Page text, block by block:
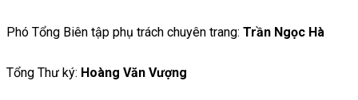
Phó Tổng Biên tập phụ trách chuyên trang: Trần Ngọc Hà
Tổng Thư ký: Hoàng Văn Vượng